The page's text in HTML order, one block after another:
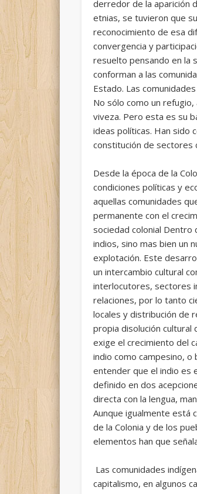
derredor de la aparición
etnias, se tuvieron que
reconocimiento de esa
convergencia y
resuelto pensando en la
conforman a las
Estado. Las
No sólo como un
viveza. Pero esta es su
ideas políticas. Han sido
constitución de sectores
Desde la época de la
condiciones políticas y
aquellas comunidades
permanente con el
sociedad colonial Dentro
indios, sino mas bien un
explotación. Este
un intercambio cultural
interlocutores, sectores
relaciones, por lo tanto
locales y distribución de
propia disolución
exige el crecimiento del
indio como campesino,
entender que el indio es
definido en dos
directa con la lengua,
Aunque igualmente está
de la Colonia y de los
elementos han que
Las comunidades
capitalismo, en algunos